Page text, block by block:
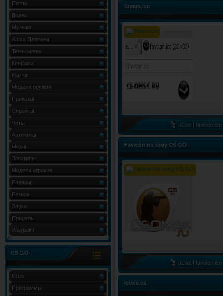
Патчи
Видео
Музыка
Amxx Плагины
Темы меню
Конфиги
Карты
Модели оружия
Приколы
Спрайты
Читы
Античиты
Моды
Логотипы
Модели игроков
Радары
Разное
Звуки
Прицелы
Waypoint
CS GO
Игра
Программы
Steam.ico
uCoz | favicon.ico
Favicon на тему CS GO
uCoz | favicon.ico
icons cs